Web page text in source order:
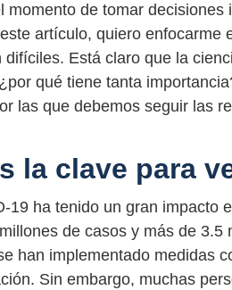
momento de tomar
artículo, quiero enfocarme
Está claro que la
qué tiene tanta
las que debemos seguir las
la clave para
19 ha tenido un gran impacto
de casos y más de
han implementado medidas
Sin embargo, muchas